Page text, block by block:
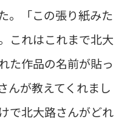
。「この張り紙みた
これはこれまで北大
た作品の名前が貼っ
んが教えてくれまし
で北大路さんがどれ